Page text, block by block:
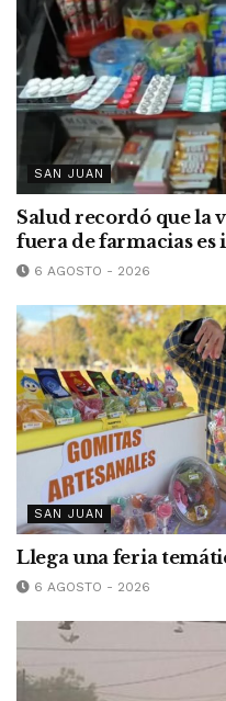
SAN JUAN
Salud recordó que la
fuera de farmacias
6 AGOSTO - 2026
SAN JUAN
Llega una feria
6 AGOSTO - 2026